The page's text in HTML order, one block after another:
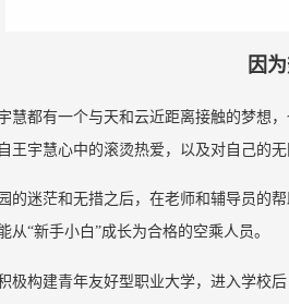
因
慧都有一个与天和云近距离接触的梦想
王宇慧心中的滚烫热爱，以及对自己的无
的迷茫和无措之后，在老师和辅导员的
从“新手小白”成长为合格的空乘人员。
极构建青年友好型职业大学，进入学校